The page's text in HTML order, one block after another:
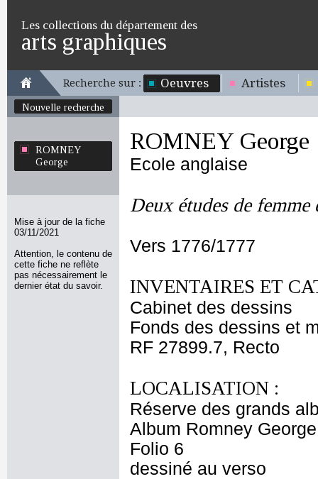
Les collections du département des
arts graphiques
Recherche sur : Oeuvres Artistes
Nouvelle recherche
ROMNEY
George
Mise à jour de la fiche
03/11/2021
Attention, le contenu de
cette fiche ne reflète
pas nécessairement le
dernier état du savoir.
ROMNEY George
Ecole anglaise
Deux études de femme
Vers 1776/1777
INVENTAIRES ET
Cabinet des dessins
Fonds des dessins et
RF 27899.7, Recto
LOCALISATION :
Réserve des grands
Album Romney
Folio 6
dessiné au verso